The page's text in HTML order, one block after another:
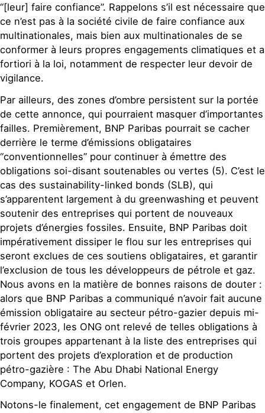
“[leur] faire confiance”. Rappelons s’il est nécessaire que
ce n’est pas à la société civile de faire confiance aux
multinationales, mais bien aux multinationales de se
conformer à leurs propres engagements climatiques et a
fortiori à la loi, notamment de respecter leur devoir de
vigilance.
Par ailleurs, des zones d’ombre persistent sur la portée
de cette annonce, qui pourraient masquer d’importantes
failles. Premièrement, BNP Paribas pourrait se cacher
derrière le terme d’émissions obligataires
“conventionnelles” pour continuer à émettre des
obligations soi-disant soutenables ou vertes (5). C’est le
cas des sustainability-linked bonds (SLB), qui
s’apparentent largement à du greenwashing et peuvent
soutenir des entreprises qui portent de nouveaux
projets d’énergies fossiles. Ensuite, BNP Paribas doit
impérativement dissiper le flou sur les entreprises qui
seront exclues de ces soutiens obligataires, et garantir
l’exclusion de tous les développeurs de pétrole et gaz.
Nous avons en la matière de bonnes raisons de douter :
alors que BNP Paribas a communiqué n’avoir fait aucune
émission obligataire au secteur pétro-gazier depuis mi-
février 2023, les ONG ont relevé de telles obligations à
trois groupes appartenant à la liste des entreprises qui
portent des projets d’exploration et de production
pétro-gazière : The Abu Dhabi National Energy
Company, KOGAS et Orlen.
Notons-le finalement, cet engagement de BNP Paribas